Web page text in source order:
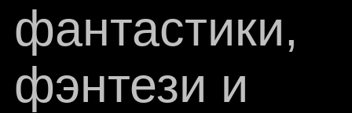
фантастики,
фэнтези и